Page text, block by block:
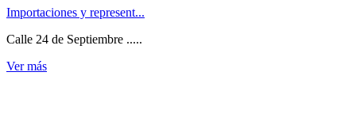
Importaciones y represent...
Calle 24 de Septiembre .....
Ver más